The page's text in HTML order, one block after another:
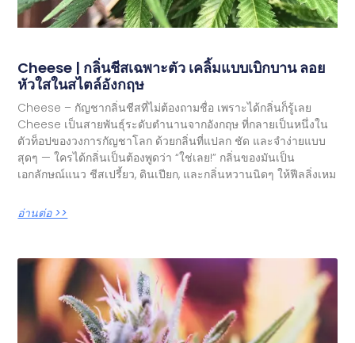
Cheese | กลิ่นชีสเฉพาะตัว เคลิ้มแบบเบิกบาน ลอย
หัวใสในสไตล์อังกฤษ
Cheese – กัญชากลิ่นชีสที่ไม่ต้องถามชื่อ เพราะได้กลิ่นก็รู้เลย
Cheese เป็นสายพันธุ์ระดับตำนานจากอังกฤษ ที่กลายเป็นหนึ่งใน
ตัวท็อปของวงการกัญชาโลก ด้วยกลิ่นที่แปลก ชัด และจำง่ายแบบ
สุดๆ — ใครได้กลิ่นเป็นต้องพูดว่า “ใช่เลย!” กลิ่นของมันเป็น
เอกลักษณ์แนว ชีสเปรี้ยว, ดินเปียก, และกลิ่นหวานนิดๆ ให้ฟีลลิ่งเหม
อ่านต่อ >>